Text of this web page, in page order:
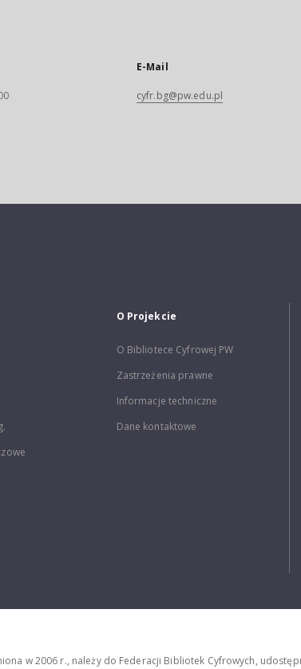
E-Mail
cyfr.bg@pw.edu.pl
O Projekcie
O Bibliotece Cyfrowej PW
Zastrzeżenia prawne
Informacje techniczne
Dane kontaktowe
w 2006 r., należy do Federacji Bibliotek Cyfrowych,